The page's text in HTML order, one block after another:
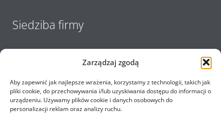
Zarządzaj zgodą
Aby zapewnić jak najlepsze wrażenia, korzystamy z technologii, takich jak
pliki cookie, do przechowywania i/lub uzyskiwania dostępu do informacji o
urządzeniu. Używamy plików cookie i danych osobowych do
personalizacji reklam oraz analizy ruchu.
Siedziba firmy